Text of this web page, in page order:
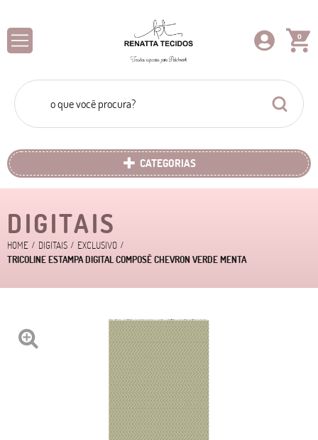
0
CATEGORIAS
DIGITAIS
HOME DIGITAIS
EXCLUSIVO
TRICOLINE ESTAMPA DIGITAL COMPOSÊ CHEVRON VERDE MENTA